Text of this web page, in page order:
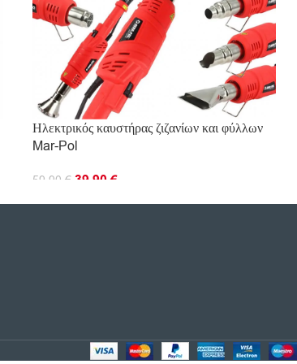
Ηλεκτρικός καυστήρας ζιζανίων και φύλλων
Mar-Pol
59.90 € 39.90€
ΠΡΟΣΘΉΚΗ ΣΤΟ ΚΑΛΆΘΙ